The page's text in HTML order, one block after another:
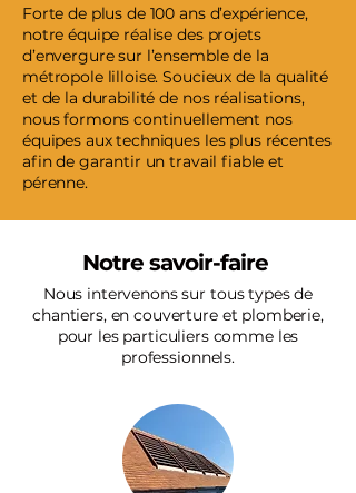
Forte de plus de 100 ans d’expérience,
notre équipe réalise des projets
d’envergure sur l’ensemble de la
métropole lilloise. Soucieux de la qualité
et de la durabilité de nos réalisations,
nous formons continuellement nos
équipes aux techniques les plus récentes
afin de garantir un travail fiable et
pérenne.
Notre savoir-faire
Nous intervenons sur tous types de
chantiers, en couverture et plomberie,
pour les particuliers comme les
professionnels.